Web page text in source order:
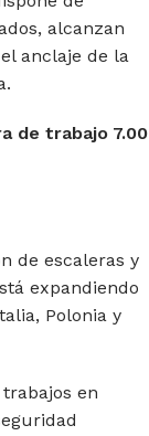
alcanzan
anclaje de la
de trabajo 7.00
de escaleras y
expandiendo
Polonia y
en